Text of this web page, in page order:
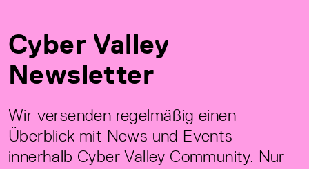
Cyber Valley
Newsletter
Wir versenden regelmäßig einen
Überblick mit News und Events
innerhalb Cyber Valley Community. Nur